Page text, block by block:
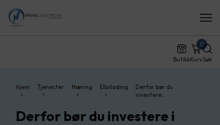
ButikkKurv
0
Søk
Hjem Tjenester Næring Elbillading
Derfor bør du
investere…
Derfor bør du investere i